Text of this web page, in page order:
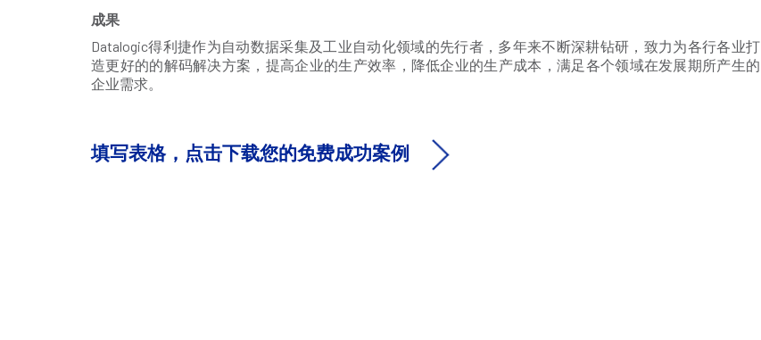
成果
Datalogic得利捷作为自动数据采集及工业自动化领域的先行者，多年来不断深耕钻研，致力为各行各业打
造更好的的解码解决方案，提高企业的生产效率，降低企业的生产成本，满足各个领域在发展期所产生的
企业需求。
填写表格，点击下载您的免费成功案例